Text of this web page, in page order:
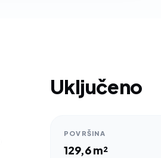
Uključeno
POVRŠINA
129,6 m²